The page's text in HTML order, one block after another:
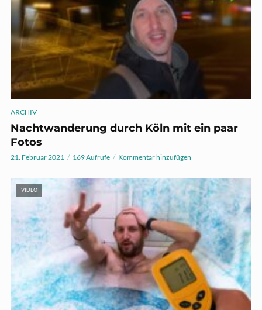
ARCHIV
Nachtwanderung durch Köln mit ein paar
Fotos
21. Februar 2021 169 Aufrufe Kommentar hinzufügen
VIDEO